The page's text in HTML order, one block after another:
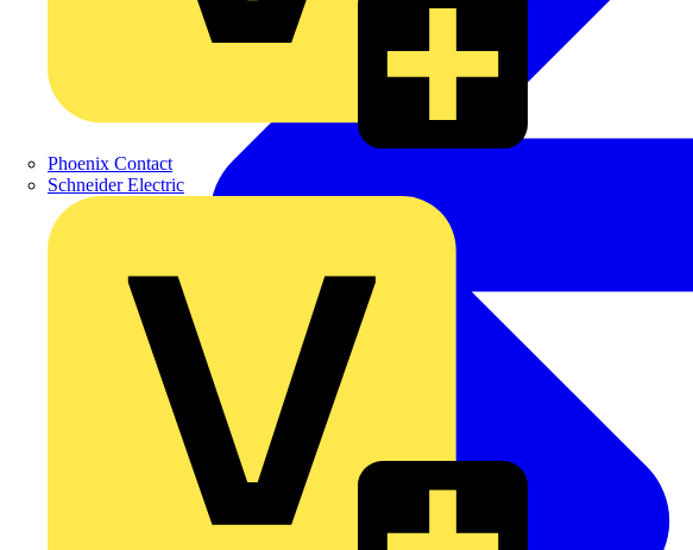
Phoenix Contact
Schneider Electric